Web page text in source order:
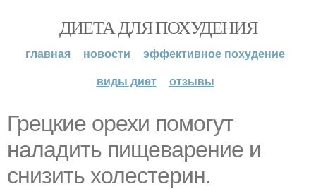
ДИЕТА ДЛЯ ПОХУДЕНИЯ
главная новости
эффективное похудение
виды диет
отзывы
Грецкие орехи помогут
наладить пищеварение и
снизить холестерин.